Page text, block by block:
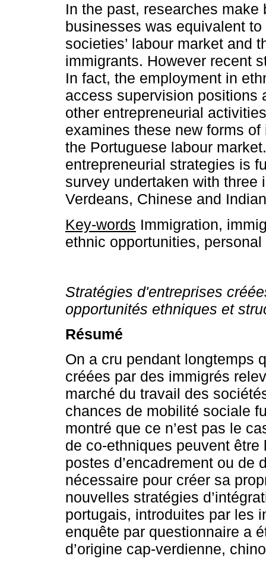
In the past, researches
businesses was equivalent
societies’ labour market and
immigrants. However recent
In fact, the employment in
access supervision positions
other entrepreneurial
examines these new forms
the Portuguese labour
entrepreneurial strategies is
survey undertaken with three
Verdeans, Chinese and
Key-words Immigration,
ethnic opportunities,
Stratégies d'entreprises
opportunités ethniques et
Résumé
On a cru pendant longtemps
créées par des immigrés
marché du travail des
chances de mobilité sociale
montré que ce n’est pas le
de co-ethniques peuvent être
postes d’encadrement ou de
nécessaire pour créer sa
nouvelles stratégies
portugais, introduites par les
enquête par questionnaire a
d’origine cap-verdienne,